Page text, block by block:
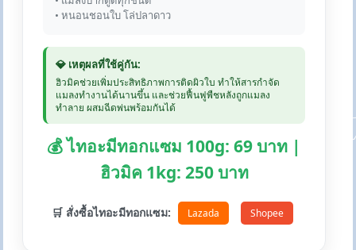
• หนอนชอนใบ โล่ปลาดาว
💎 เหตุผลที่ใช้คู่กัน:
ฮิวมิคช่วยเพิ่มประสิทธิภาพการติดผิวใบ ทำให้สารกำจัด
แมลงทำงานได้นานขึ้น และช่วยฟื้นฟูพืชหลังถูกแมลง
ทำลาย ผสมฉีดพ่นพร้อมกันได้
💰 ไทอะมีทอกแซม 100g: 69 บาท |
ฮิวมิค 1kg: 250 บาท
🛒 สั่งซื้อไทอะมีทอกแซม: Lazada Shopee